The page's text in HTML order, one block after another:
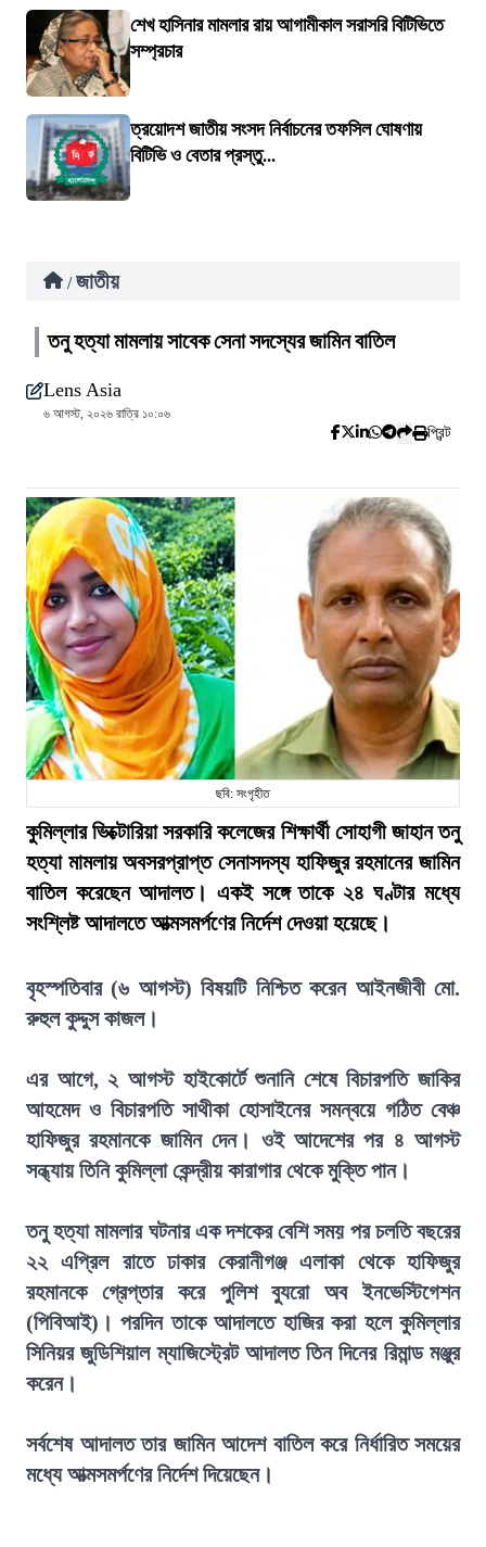
শেখ হাসিনার মামলার রায় আগামীকাল সরাসরি বিটিভিতে
সম্প্রচার
ত্রয়োদশ জাতীয় সংসদ নির্বাচনের তফসিল ঘোষণায়
বিটিভি ও বেতার প্রস্তু...
/ জাতীয়
তনু হত্যা মামলায় সাবেক সেনা সদস্যের জামিন বাতিল
Lens Asia
৬ আগস্ট, ২০২৬ রাত্রি ১০:০৬
প্রিন্ট
ছবি: সংগৃহীত
কুমিল্লার ভিক্টোরিয়া সরকারি কলেজের শিক্ষার্থী সোহাগী জাহান তনু
হত্যা মামলায় অবসরপ্রাপ্ত সেনাসদস্য হাফিজুর রহমানের জামিন
বাতিল করেছেন আদালত। একই সঙ্গে তাকে ২৪ ঘণ্টার মধ্যে
সংশ্লিষ্ট আদালতে আত্মসমর্পণের নির্দেশ দেওয়া হয়েছে।
বৃহস্পতিবার (৬ আগস্ট) বিষয়টি নিশ্চিত করেন আইনজীবী মো.
রুহুল কুদ্দুস কাজল।
এর আগে, ২ আগস্ট হাইকোর্টে শুনানি শেষে বিচারপতি জাকির
আহমেদ ও বিচারপতি সাথীকা হোসাইনের সমন্বয়ে গঠিত বেঞ্চ
হাফিজুর রহমানকে জামিন দেন। ওই আদেশের পর ৪ আগস্ট
সন্ধ্যায় তিনি কুমিল্লা কেন্দ্রীয় কারাগার থেকে মুক্তি পান।
তনু হত্যা মামলার ঘটনার এক দশকের বেশি সময় পর চলতি বছরের
২২ এপ্রিল রাতে ঢাকার কেরানীগঞ্জ এলাকা থেকে হাফিজুর
রহমানকে গ্রেপ্তার করে পুলিশ ব্যুরো অব ইনভেস্টিগেশন
(পিবিআই)। পরদিন তাকে আদালতে হাজির করা হলে কুমিল্লার
সিনিয়র জুডিশিয়াল ম্যাজিস্ট্রেট আদালত তিন দিনের রিমান্ড মঞ্জুর
করেন।
সর্বশেষ আদালত তার জামিন আদেশ বাতিল করে নির্ধারিত সময়ের
মধ্যে আত্মসমর্পণের নির্দেশ দিয়েছেন।